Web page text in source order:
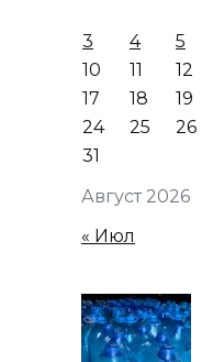
Август 2026
3
4 5
10
11 12
17
18 19
24
25 26
31
« Июл